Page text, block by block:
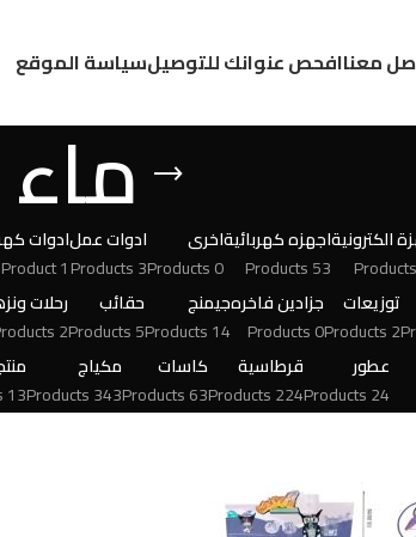
معناافحص عنوانك للتوصيلسياسة الموقع
ماء
الكترونيةاجهزه كهربائية
53 Products
اخرى
0 Products
ادوات عمل
3 Products
ادوات
1 Product
توزيعات
2 Products
جزادين فاخره
0 Products
جيمنج
14 Products
حقائب
5 Products
رحلات
2 Products
عطور
24 Products
قرطاسية
224 Products
كاسات
63 Products
مكياج
343 Products
13 Products